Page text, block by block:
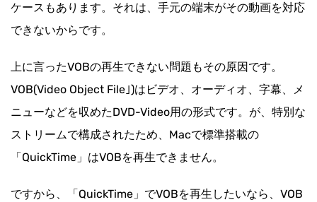
ケースもあります。それは、手元の端末がその動画を対応
できないからです。
上に言ったVOBの再生できない問題もその原因です。
VOB(Video Object File｣)はビデオ、オーディオ、字幕、メ
ニューなどを収めたDVD-Video用の形式です。が、特別な
ストリームで構成されたため、Macで標準搭載の
「QuickTime」はVOBを再生できません。
ですから、「QuickTime」でVOBを再生したいなら、VOB